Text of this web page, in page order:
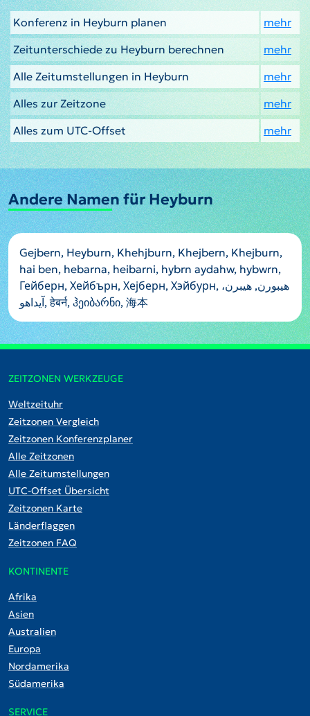
Konferenz in Heyburn planen
mehr
Zeitunterschiede zu Heyburn berechnen
mehr
Alle Zeitumstellungen in Heyburn
mehr
Alles zur Zeitzone
mehr
Alles zum UTC-Offset
mehr
Andere Namen für Heyburn
Gejbern, Heyburn, Khehjburn, Khejbern, Khejburn,
hai ben, hebarna, heibarni, hybrn aydahw, hybwrn,
Гейберн, Хейбърн, Хејберн, Хэйбурн, هيبورن, هیبرن،
آیداهو, हेबर्न, ჰეიბარნი, 海本
ZEITZONEN WERKZEUGE
Weltzeituhr
Zeitzonen Vergleich
Zeitzonen Konferenzplaner
Alle Zeitzonen
Alle Zeitumstellungen
UTC-Offset Übersicht
Zeitzonen Karte
Länderflaggen
Zeitzonen FAQ
KONTINENTE
Afrika
Asien
Australien
Europa
Nordamerika
Südamerika
SERVICE